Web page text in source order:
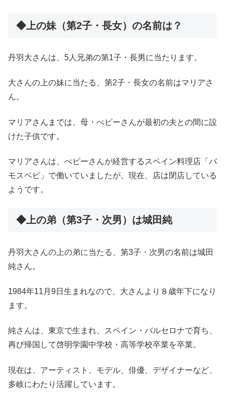
◆上の妹（第2子・長女）の名前は？
丹羽大さんは、5人兄弟の第1子・長男に当たります。
大さんの上の妹に当たる、第2子・長女の名前はマリアさ
ん。
マリアさんまでは、母・ぺピーさんが最初の夫との間に設
けた子供です。
マリアさんは、ぺピーさんが経営するスペイン料理店「バ
モスペピ」で働いていましたが、現在、店は閉店している
ようです。
◆上の弟（第3子・次男）は城田純
丹羽大さんの上の弟に当たる、第3子・次男の名前は城田
純さん。
1984年11月9日生まれなので、大さんより８歳年下になり
ます。
純さんは、東京で生まれ、スペイン・バルセロナで育ち、
再び帰国して啓明学園中学校・高等学校卒業を卒業。
現在は、アーティスト、モデル、俳優、デザイナーなど、
多岐にわたり活躍しています。